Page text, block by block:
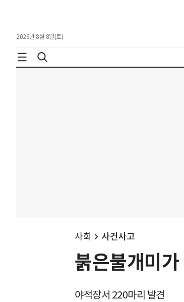
2026년 8월 8일(토)
사회 사건사고
붉은불개미
야적장서 220마리 발견